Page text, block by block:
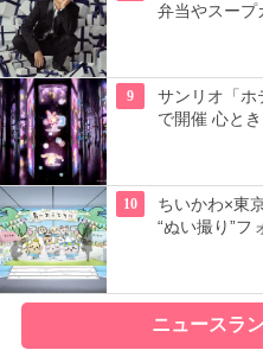
弁当やスープ
9
サンリオ「ホ
で開催 心と
10
ちいかわ×東
“ぬい撮り”フ
ニュースラ